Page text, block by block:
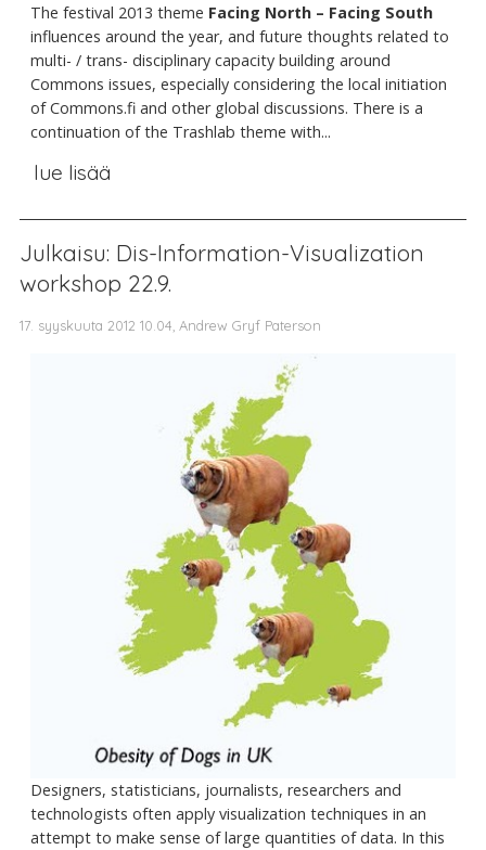
The festival 2013 theme Facing North – Facing South
influences around the year, and future thoughts related to
multi- / trans- disciplinary capacity building around
Commons issues, especially considering the local initiation
of Commons.fi and other global discussions. There is a
continuation of the Trashlab theme with...
lue lisää
Julkaisu: Dis-Information-Visualization
workshop 22.9.
17. syyskuuta 2012 10.04, Andrew Gryf Paterson
Designers, statisticians, journalists, researchers and
technologists often apply visualization techniques in an
attempt to make sense of large quantities of data. In this